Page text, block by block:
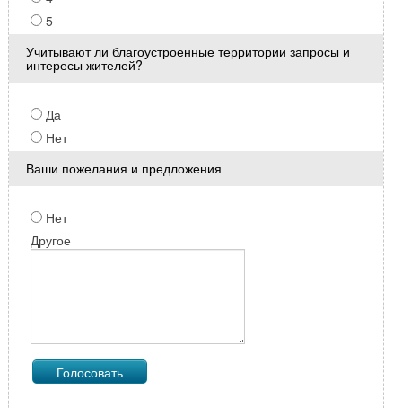
5
Учитывают ли благоустроенные территории запросы и
интересы жителей?
Да
Нет
Ваши пожелания и предложения
Нет
Другое